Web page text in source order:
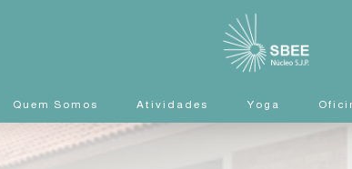
Quem Somos Atividades Yoga